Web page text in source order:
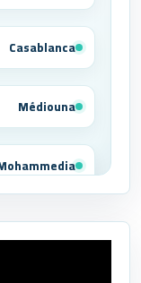
Casablanca
Médiouna
Tit Mellil